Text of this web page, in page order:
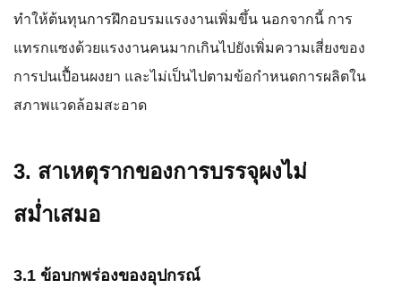
ทำให้ต้นทุนการฝึกอบรมแรงงานเพิ่มขึ้น นอกจากนี้ การ
แทรกแซงด้วยแรงงานคนมากเกินไปยังเพิ่มความเสี่ยงของ
การปนเปื้อนผงยา และไม่เป็นไปตามข้อกำหนดการผลิตใน
สภาพแวดล้อมสะอาด
3. สาเหตุรากของการบรรจุผงไม่
สม่ำเสมอ
3.1 ข้อบกพร่องของอุปกรณ์